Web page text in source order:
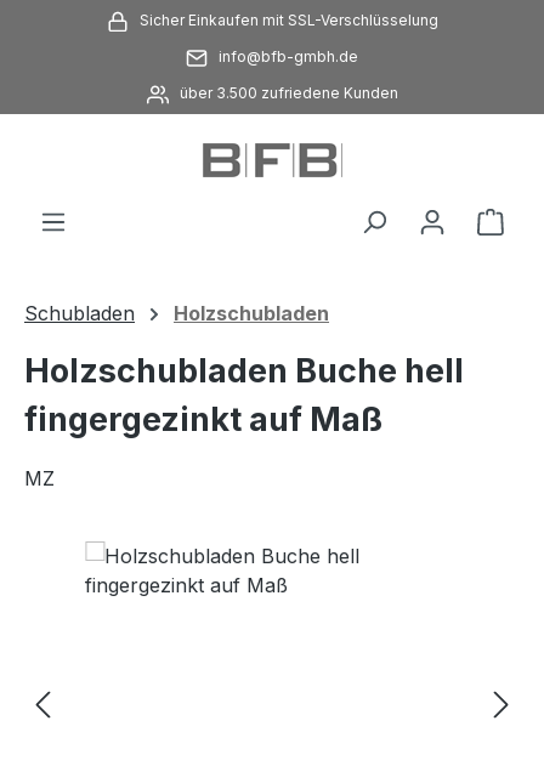
Zum Hauptinhalt springenSicher Einkaufen mit SSL-Verschlüsselung
info@bfb-gmbh.de
über 3.500 zufriedene Kunden
Schubladen Holzschubladen
Holzschubladen Buche hell
fingergezinkt auf Maß
MZ